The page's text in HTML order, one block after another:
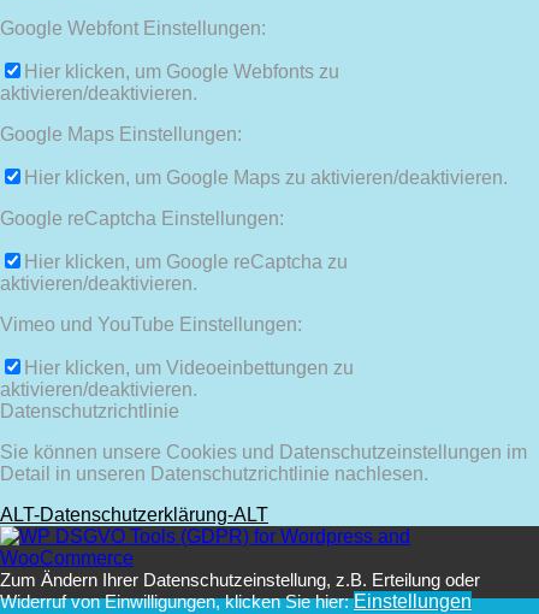
Google Webfont Einstellungen:
Hier klicken, um Google Webfonts zu
aktivieren/deaktivieren.
Google Maps Einstellungen:
Hier klicken, um Google Maps zu aktivieren/deaktivieren.
Google reCaptcha Einstellungen:
Hier klicken, um Google reCaptcha zu
aktivieren/deaktivieren.
Vimeo und YouTube Einstellungen:
Hier klicken, um Videoeinbettungen zu
aktivieren/deaktivieren.
Datenschutzrichtlinie
Sie können unsere Cookies und Datenschutzeinstellungen im
Detail in unseren Datenschutzrichtlinie nachlesen.
ALT-Datenschutzerklärung-ALT
Zum Ändern Ihrer Datenschutzeinstellung, z.B. Erteilung oder
Widerruf von Einwilligungen, klicken Sie hier:Einstellungen